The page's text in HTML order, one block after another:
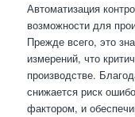
Автоматизация
возможности для
Прежде всего, это
измерений, что
производстве.
снижается риск
фактором, и